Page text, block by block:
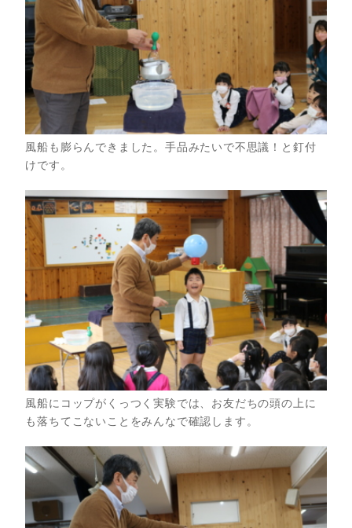
風船も膨らんできました。手品みたいで不思議！と釘付
けです。
風船にコップがくっつく実験では、お友だちの頭の上に
も落ちてこないことをみんなで確認します。